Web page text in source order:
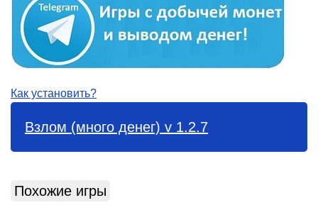
Как установить?
Взлом (много денег) v 1.2.7
Похожие игры